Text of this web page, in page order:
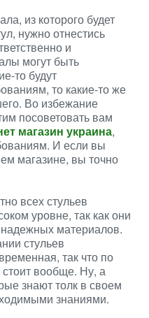
из которого будет
нужно отнестись
и
могут быть
то будут
то какие-то же
Во избежание
посоветовать вам
магазин украина,
И если вы
магазине, вы точно
всех стульев
уровне, так как они
материалов.
стульев
так что по
вообще. Ну, а
знают толк в своем
знаниями.